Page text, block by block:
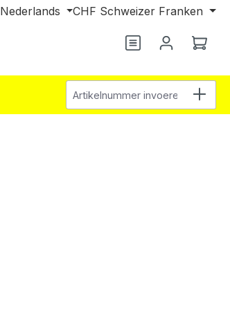
Nederlands CHF Schweizer Franken
Artikelnummer invoeren